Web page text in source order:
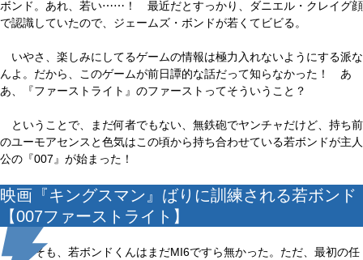
ボンド。あれ、若い⋯⋯！ 最近だとすっかり、ダニエル・クレイグ顔
で認識していたので、ジェームズ・ボンドが若くてビビる。
いやさ、楽しみにしてるゲームの情報は極力入れないようにする派な
んよ。だから、このゲームが前日譚的な話だって知らなかった！ あ
あ、『ファーストライト』のファーストってそういうこと？
ということで、まだ何者でもない、無鉄砲でヤンチャだけど、持ち前
のユーモアセンスと色気はこの頃から持ち合わせている若ボンドが主人
公の『007』が始まった！
映画『キングスマン』ばりに訓練される若ボンド
【007ファーストライト】
そもそも、若ボンドくんはまだMI6ですら無かった。ただ、最初の任